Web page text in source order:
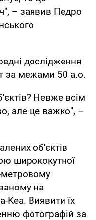
– заявив Педро
дослідження
за межами 50 а.о.
Невже всім
але це важко", –
об'єктів
ширококутної
на
Кеа. Виявити їх
фотографій за